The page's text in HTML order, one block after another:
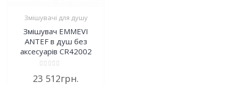
Змішувачі для душу
Змішувач EMMEVI
ANTEF в душ без
аксесуарів CR42002
0
23 512грн.